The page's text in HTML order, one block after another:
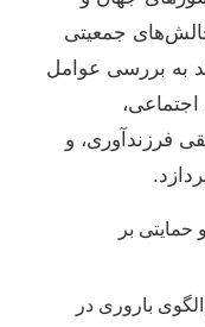
جمعیتی
به بررسی عوامل
فرزندآوری، و
بر
باروری در